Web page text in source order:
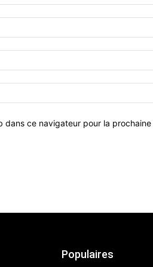
dans ce navigateur pour la
Populaires